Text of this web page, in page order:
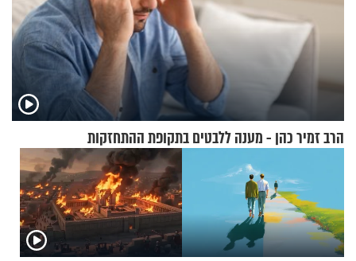
הרב זמיר כהן - מענה ללבטים בתקופת ההתחזקות